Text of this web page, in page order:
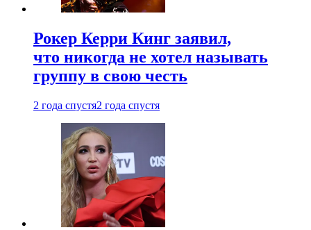
Рокер Керри Кинг заявил,
что никогда не хотел называть
группу в свою честь
2 года спустя2 года спустя